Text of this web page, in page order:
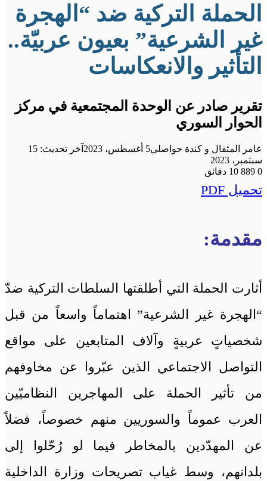
الحملة التركية ضد “الهجرة
غير الشرعية” بعيون عربيّة..
التأثير والانعكاسات
تقرير صادر عن الوحدة المجتمعية في مركز
الحوار السوري
عامر المثقال و كندة حواصلي5 أغسطس، 2023
آخر تحديث: 15
سبتمبر، 2023
0
10 دقائق
تحميل PDF
مقدمة:
أثارت الحملة التي أطلقتها السلطات التركية ضدّ
“الهجرة غير الشرعية” اهتماماً واسعاً من قبل
شخصياتٍ عربيةٍ وآلاف المتابعين على مواقع
التواصل الاجتماعي الذين عبّروا عن مخاوفهم
من تأثير الحملة على المهاجرين النظاميّين
العرب عموماً والسوريين منهم خصوصاً، فضلاً
عن المهدّدين بالمخاطر فيما لو رُحّلوا إلى
بلدانهم، وسط غياب تصريحات وزارة الداخلية